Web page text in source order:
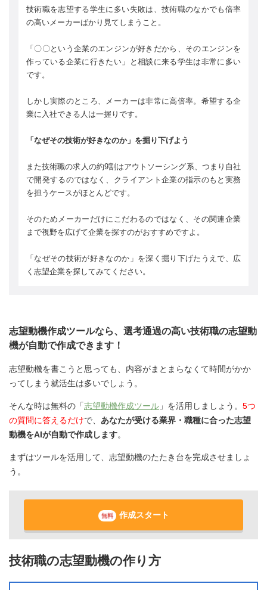
技術職を志望する学生に多い失敗は、技術職のなかでも倍率
の高いメーカーばかり見てしまうこと。
「〇〇という企業のエンジンが好きだから、そのエンジンを
作っている企業に行きたい」と相談に来る学生は非常に多い
です。
しかし実際のところ、メーカーは非常に高倍率。希望する企
業に入社できる人は一握りです。
「なぜその技術が好きなのか」を掘り下げよう
また技術職の求人の約9割はアウトソーシング系、つまり自社
で開発するのではなく、クライアント企業の指示のもと実務
を担うケースがほとんどです。
そのためメーカーだけにこだわるのではなく、その関連企業
まで視野を広げて企業を探すのがおすすめですよ。
「なぜその技術が好きなのか」を深く掘り下げたうえで、広
く志望企業を探してみてください。
志望動機作成ツールなら、選考通過の高い技術職の志望動
機が自動で作成できます！
志望動機を書こうと思っても、内容がまとまらなくて時間がかか
ってしまう就活生は多いでしょう。
そんな時は無料の「志望動機作成ツール 」を活用しましょう。 5つ
の質問に答えるだけで、 あなたが受ける業界・職種に合った志望
動機をAIが自動で作成します。
まずはツールを活用して、志望動機のたたき台を完成させましょ
う。
無料 作成スタート
技術職の志望動機の作り方